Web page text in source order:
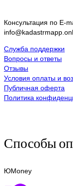
Консультация по E-
Служба поддержки
Вопросы и ответы
Отзывы
Условия оплаты и
Публичная оферта
Политика
Способы
ЮMoney